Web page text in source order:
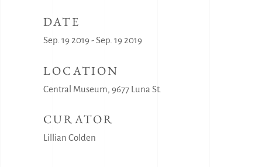
DATE
Sep. 19 2019 - Sep. 19 2019
LOCATION
Central Museum, 9677 Luna St.
CURATOR
Lillian Colden